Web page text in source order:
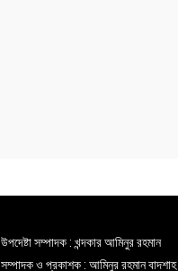
উপদেষ্টা সম্পাদক : খন্দকার আমিনুর রহমান
সম্পাদক ও প্রকাশক : আমিনুর রহমান বাদশাহ